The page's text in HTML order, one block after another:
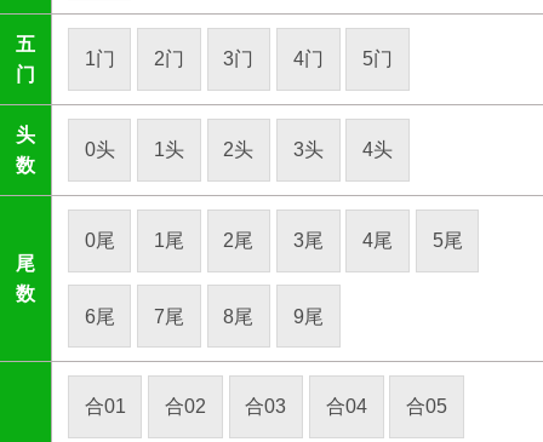
五
门
1门 2门 3门 4门 5门
头
数
0头 1头 2头 3头 4头
尾
数
0尾 1尾 2尾 3尾 4尾 5尾
6尾 7尾 8尾 9尾
合01 合02 合03 合04 合05